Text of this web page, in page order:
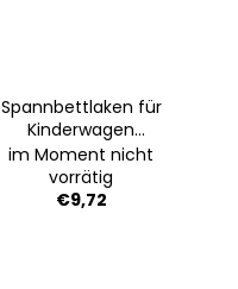
Spannbettlaken für
Kinderwagen
wasserdicht - weiss
im Moment nicht
vorrätig
€9,72